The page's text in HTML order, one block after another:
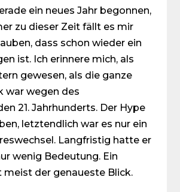
ein neues Jahr begonnen,
zu dieser Zeit fällt es mir
dass schon wieder ein
ist. Ich erinnere mich, als
gewesen, als die ganze
war wegen des
21. Jahrhunderts. Der Hype
letztendlich war es nur ein
Langfristig hatte er
wenig Bedeutung. Ein
meist der genaueste Blick.